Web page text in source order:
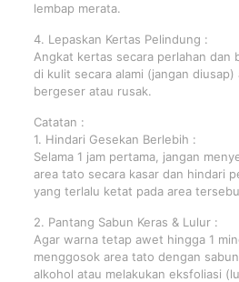
lembap merata.
4. Lepaskan Kertas Pelindung :
Angkat kertas secara perlahan dan
di kulit secara alami (jangan diusap)
bergeser atau rusak.
Catatan :
1. Hindari Gesekan Berlebih :
Selama 1 jam pertama, jangan
area tato secara kasar dan hindari
yang terlalu ketat pada area
2. Pantang Sabun Keras & Lulur :
Agar warna tetap awet hingga 1
menggosok area tato dengan
alkohol atau melakukan eksfoliasi